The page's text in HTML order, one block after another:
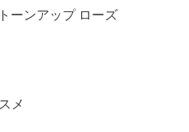
ーンアップ ローズ
メ